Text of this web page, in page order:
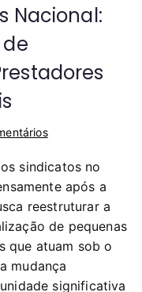
Nacional:
de
sindicatos no
após a
reestruturar a
de pequenas
que atuam sob o
mudança
significativa